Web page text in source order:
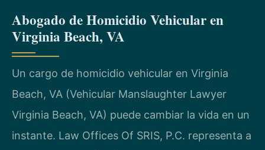
Abogado de Homicidio Vehicular en
Virginia Beach, VA
Un cargo de homicidio vehicular en Virginia
Beach, VA (Vehicular Manslaughter Lawyer
Virginia Beach, VA) puede cambiar la vida en un
instante. Law Offices Of SRIS, P.C. representa a